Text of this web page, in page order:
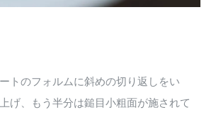
トのフォルムに斜めの切り返しをい
げ、もう半分は鎚目小粗面が施されて